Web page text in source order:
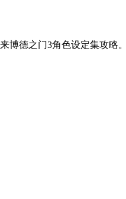
博德之门3角色设定集攻略。